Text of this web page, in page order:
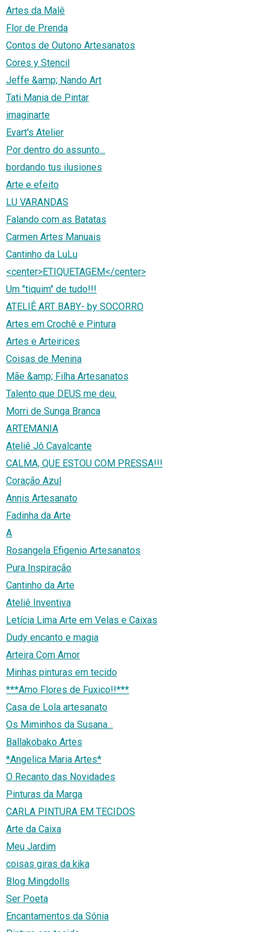
Artes da Malê
Flor de Prenda
Contos de Outono Artesanatos
Cores y Stencil
Jeffe &amp; Nando Art
Tati Mania de Pintar
imaginarte
Evart's Atelier
Por dentro do assunto...
bordando tus ilusiones
Arte e efeito
LU VARANDAS
Falando com as Batatas
Carmen Artes Manuais
Cantinho da LuLu
<center>ETIQUETAGEM</center>
Um "tiquim" de tudo!!!
ATELIÊ ART BABY- by SOCORRO
Artes em Crochê e Pintura
Artes e Arteirices
Coisas de Menina
Mãe &amp; Filha Artesanatos
Talento que DEUS me deu.
Morri de Sunga Branca
ARTEMANIA
Ateliê Jô Cavalcante
CALMA, QUE ESTOU COM PRESSA!!!
Coração Azul
Annis Artesanato
Fadinha da Arte
A
Rosangela Efigenio Artesanatos
Pura Inspiração
Cantinho da Arte
Ateliê Inventiva
Letícia Lima Arte em Velas e Caixas
Dudy encanto e magia
Arteira Com Amor
Minhas pinturas em tecido
***Amo Flores de Fuxico!!***
Casa de Lola artesanato
Os Miminhos da Susana...
Ballakobako Artes
*Angelica Maria Artes*
O Recanto das Novidades
Pinturas da Marga
CARLA PINTURA EM TECIDOS
Arte da Caixa
Meu Jardim
coisas giras da kika
Blog Mingdolls
Ser Poeta
Encantamentos da Sónia